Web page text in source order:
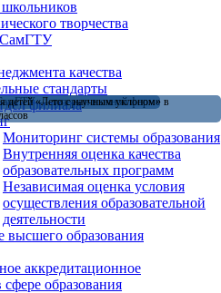
творчества
качества
стандарты
филиала
Мониторинг системы образования
Внутренняя оценка качества
образовательных программ
Независимая оценка условия
осуществления образовательной
деятельности
высшего образования
аккредитационное
сфере образования
— теперь и в очной форме
детей «Лето с научным уклоном» в